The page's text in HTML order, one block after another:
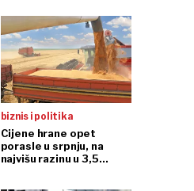
biznis i politika
Cijene hrane opet
porasle u srpnju, na
najvišu razinu u 3,5